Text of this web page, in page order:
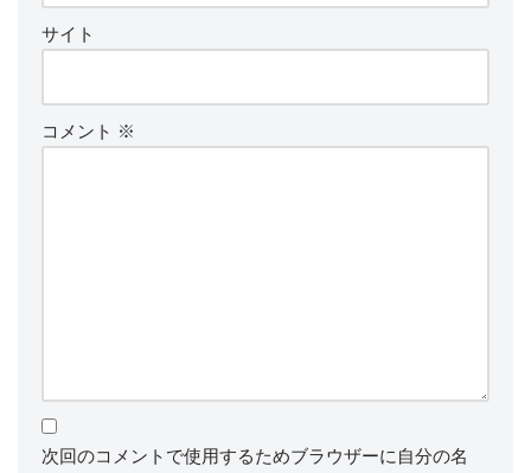
サイト
コメント ※
次回のコメントで使用するためブラウザーに自分の名